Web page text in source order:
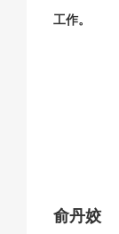
工作。
俞丹姣